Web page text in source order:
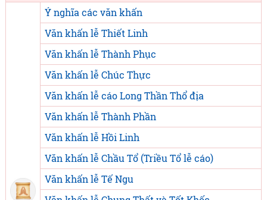
Ý nghĩa các văn khấn
Văn khấn lễ Thiết Linh
Văn khấn lễ Thành Phục
Văn khấn lễ Chúc Thực
Văn khấn lễ cáo Long Thần Thổ địa
Văn khấn lễ Thành Phần
Văn khấn lễ Hồi Linh
Văn khấn lễ Chầu Tổ (Triều Tổ lễ cáo)
Văn khấn lễ Tế Ngu